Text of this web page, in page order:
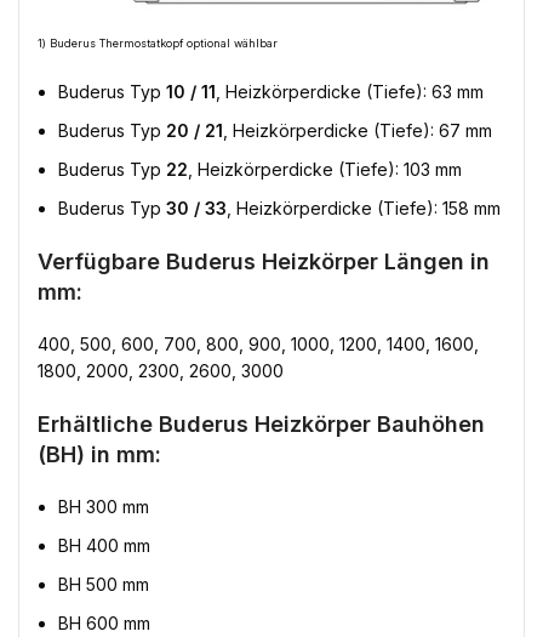
1) Buderus Thermostatkopf optional wählbar
Buderus Typ 10 / 11 , Heizkörperdicke (Tiefe): 63 mm
Buderus Typ 20 / 21 , Heizkörperdicke (Tiefe): 67 mm
Buderus Typ 22 , Heizkörperdicke (Tiefe): 103 mm
Buderus Typ 30 / 33 , Heizkörperdicke (Tiefe): 158 mm
Verfügbare Buderus Heizkörper Längen in
mm:
400, 500, 600, 700, 800, 900, 1000, 1200, 1400, 1600,
1800, 2000, 2300, 2600, 3000
Erhältliche Buderus Heizkörper Bauhöhen
(BH) in mm:
BH 300 mm
BH 400 mm
BH 500 mm
BH 600 mm